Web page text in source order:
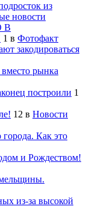
из
новости
В
1 в Фотофакт
закодироваться
рынка
построили 1
12 в Новости
Как это
и Рождеством!
из-за высокой